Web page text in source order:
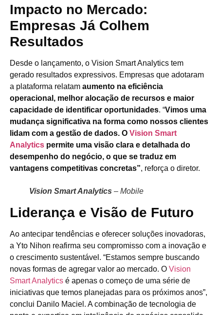
Impacto no Mercado:
Empresas Já Colhem
Resultados
Desde o lançamento, o Vision Smart Analytics tem
gerado resultados expressivos. Empresas que adotaram
a plataforma relatam aumento na eficiência
operacional, melhor alocação de recursos e maior
capacidade de identificar oportunidades. “Vimos uma
mudança significativa na forma como nossos clientes
lidam com a gestão de dados. O Vision Smart
Analytics permite uma visão clara e detalhada do
desempenho do negócio, o que se traduz em
vantagens competitivas concretas”, reforça o diretor.
Vision Smart Analytics – Mobile
Liderança e Visão de Futuro
Ao antecipar tendências e oferecer soluções inovadoras,
a Yto Nihon reafirma seu compromisso com a inovação e
o crescimento sustentável. “Estamos sempre buscando
novas formas de agregar valor ao mercado. O Vision
Smart Analytics é apenas o começo de uma série de
iniciativas que temos planejadas para os próximos anos”,
conclui Danilo Maciel. A combinação de tecnologia de